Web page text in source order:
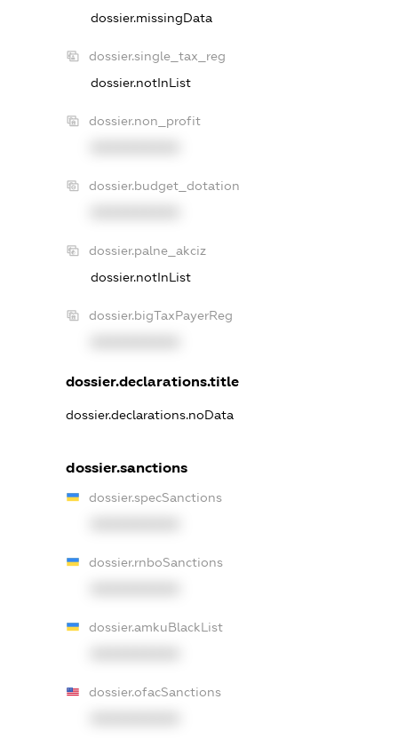
dossier.missingData
dossier.single_tax_reg
dossier.notInList
dossier.non_profit
dossier.budget_dotation
dossier.palne_akciz
dossier.notInList
dossier.bigTaxPayerReg
dossier.declarations.title
dossier.declarations.noData
dossier.sanctions
dossier.specSanctions
dossier.rnboSanctions
dossier.amkuBlackList
dossier.ofacSanctions